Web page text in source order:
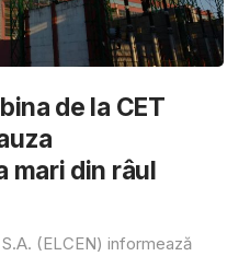
de la CET
mari din râul
(ELCEN) informează